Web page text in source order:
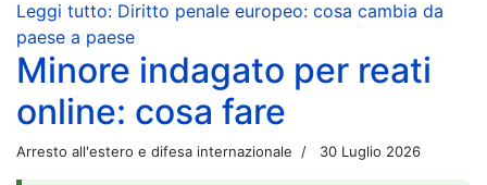
Leggi tutto: Diritto penale europeo: cosa cambia da
paese a paese
Minore indagato per reati
online: cosa fare
Arresto all'estero e difesa internazionale 30 Luglio 2026